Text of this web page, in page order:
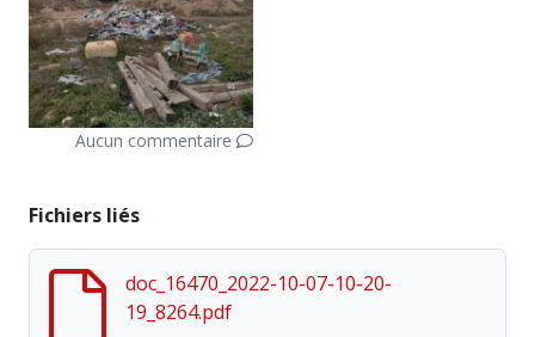
Aucun commentaire
Fichiers liés
doc_16470_2022-10-07-10-20-
19_8264.pdf